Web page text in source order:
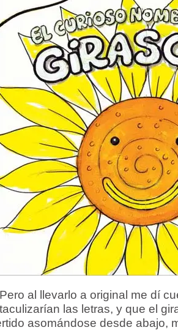
al llevarlo a original me dí
las letras, y que el
asomándose desde abajo,